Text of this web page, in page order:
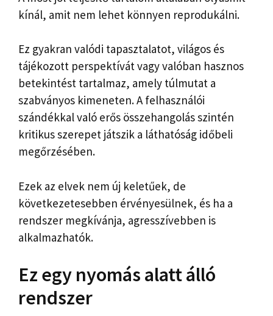
kínál, amit nem lehet könnyen reprodukálni.
Ez gyakran valódi tapasztalatot, világos és
tájékozott perspektívát vagy valóban hasznos
betekintést tartalmaz, amely túlmutat a
szabványos kimeneten. A felhasználói
szándékkal való erős összehangolás szintén
kritikus szerepet játszik a láthatóság időbeli
megőrzésében.
Ezek az elvek nem új keletűek, de
következetesebben érvényesülnek, és ha a
rendszer megkívánja, agresszívebben is
alkalmazhatók.
Ez egy nyomás alatt álló
rendszer